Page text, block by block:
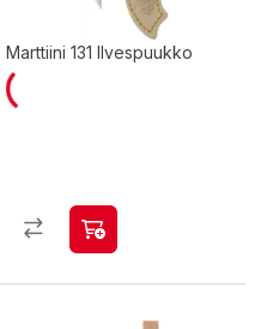
Marttiini 131 Ilvespuukko